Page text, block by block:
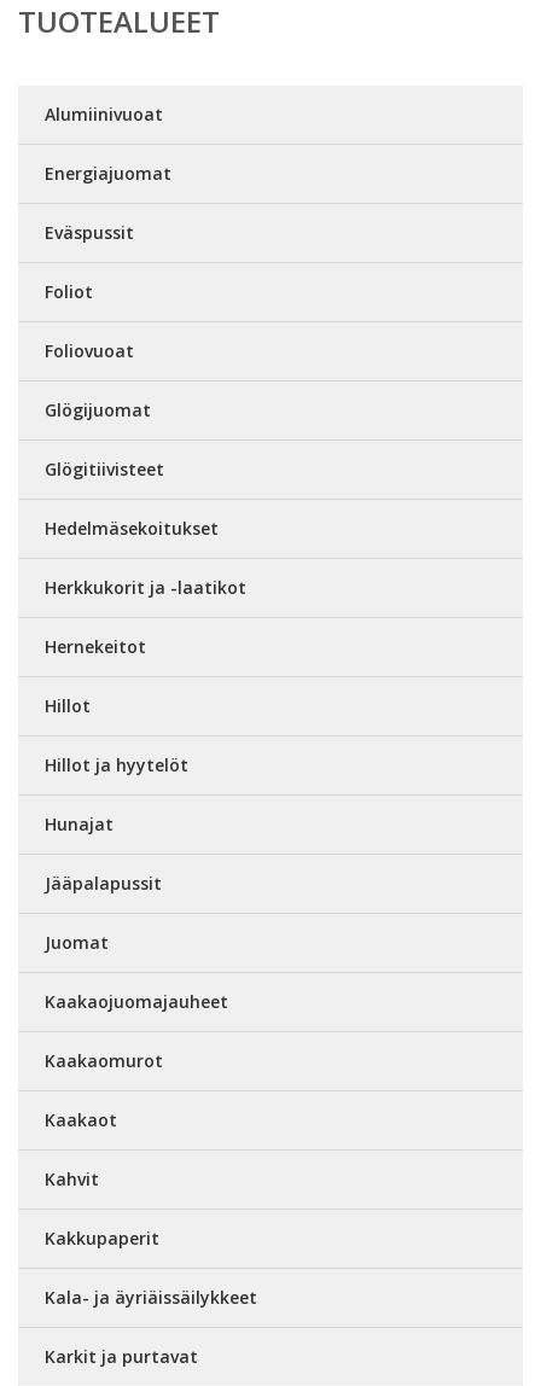
TUOTEALUEET
Alumiinivuoat
Energiajuomat
Eväspussit
Foliot
Foliovuoat
Glögijuomat
Glögitiivisteet
Hedelmäsekoitukset
Herkkukorit ja -laatikot
Hernekeitot
Hillot
Hillot ja hyytelöt
Hunajat
Jääpalapussit
Juomat
Kaakaojuomajauheet
Kaakaomurot
Kaakaot
Kahvit
Kakkupaperit
Kala- ja äyriäissäilykkeet
Karkit ja purtavat